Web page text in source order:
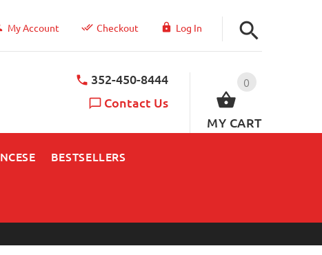
My Account Checkout Log In
0
MY CART
352-450-8444
Contact Us
BESTSELLERS